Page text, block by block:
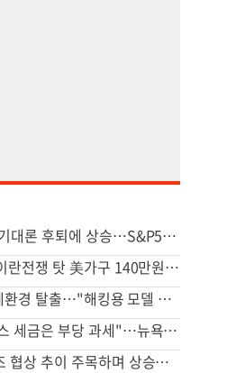
美증시, 금리인상 기대론 후퇴에 상승…S&P500 사상최고치 마감
"6개월차 접어든 이란전쟁 탓 美가구 140만원 추가 부담"
中 AI '키미'도 통제환경 탈출…"해킹용 모델 될수도" 우려
"고가 세컨드하우스 세금은 부당 과세"…뉴욕시 상대 소송
국제유가, 호르무즈 협상 추이 주목하며 상승…브렌트 1%↑